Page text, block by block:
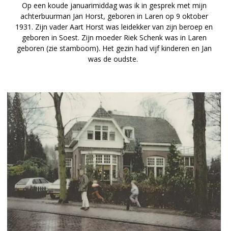
Op een koude januarimiddag was ik in gesprek met mijn
achterbuurman Jan Horst, geboren in Laren op 9 oktober
1931. Zijn vader Aart Horst was leidekker van zijn beroep en
geboren in Soest. Zijn moeder Riek Schenk was in Laren
geboren (zie stamboom). Het gezin had vijf kinderen en Jan
was de oudste.